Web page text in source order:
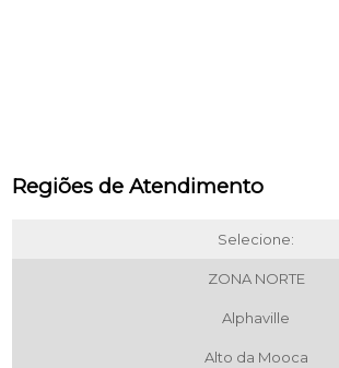
Regiões de Atendimento
Selecione:
ZONA NORTE
Alphaville
Alto da Mooca